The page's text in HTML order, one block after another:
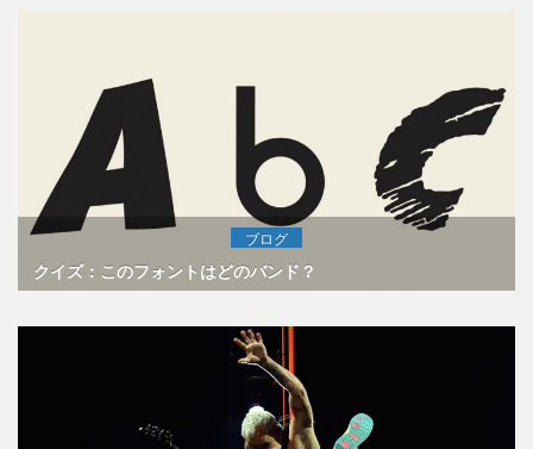
ブログ
クイズ：このフォントはどのバンド？